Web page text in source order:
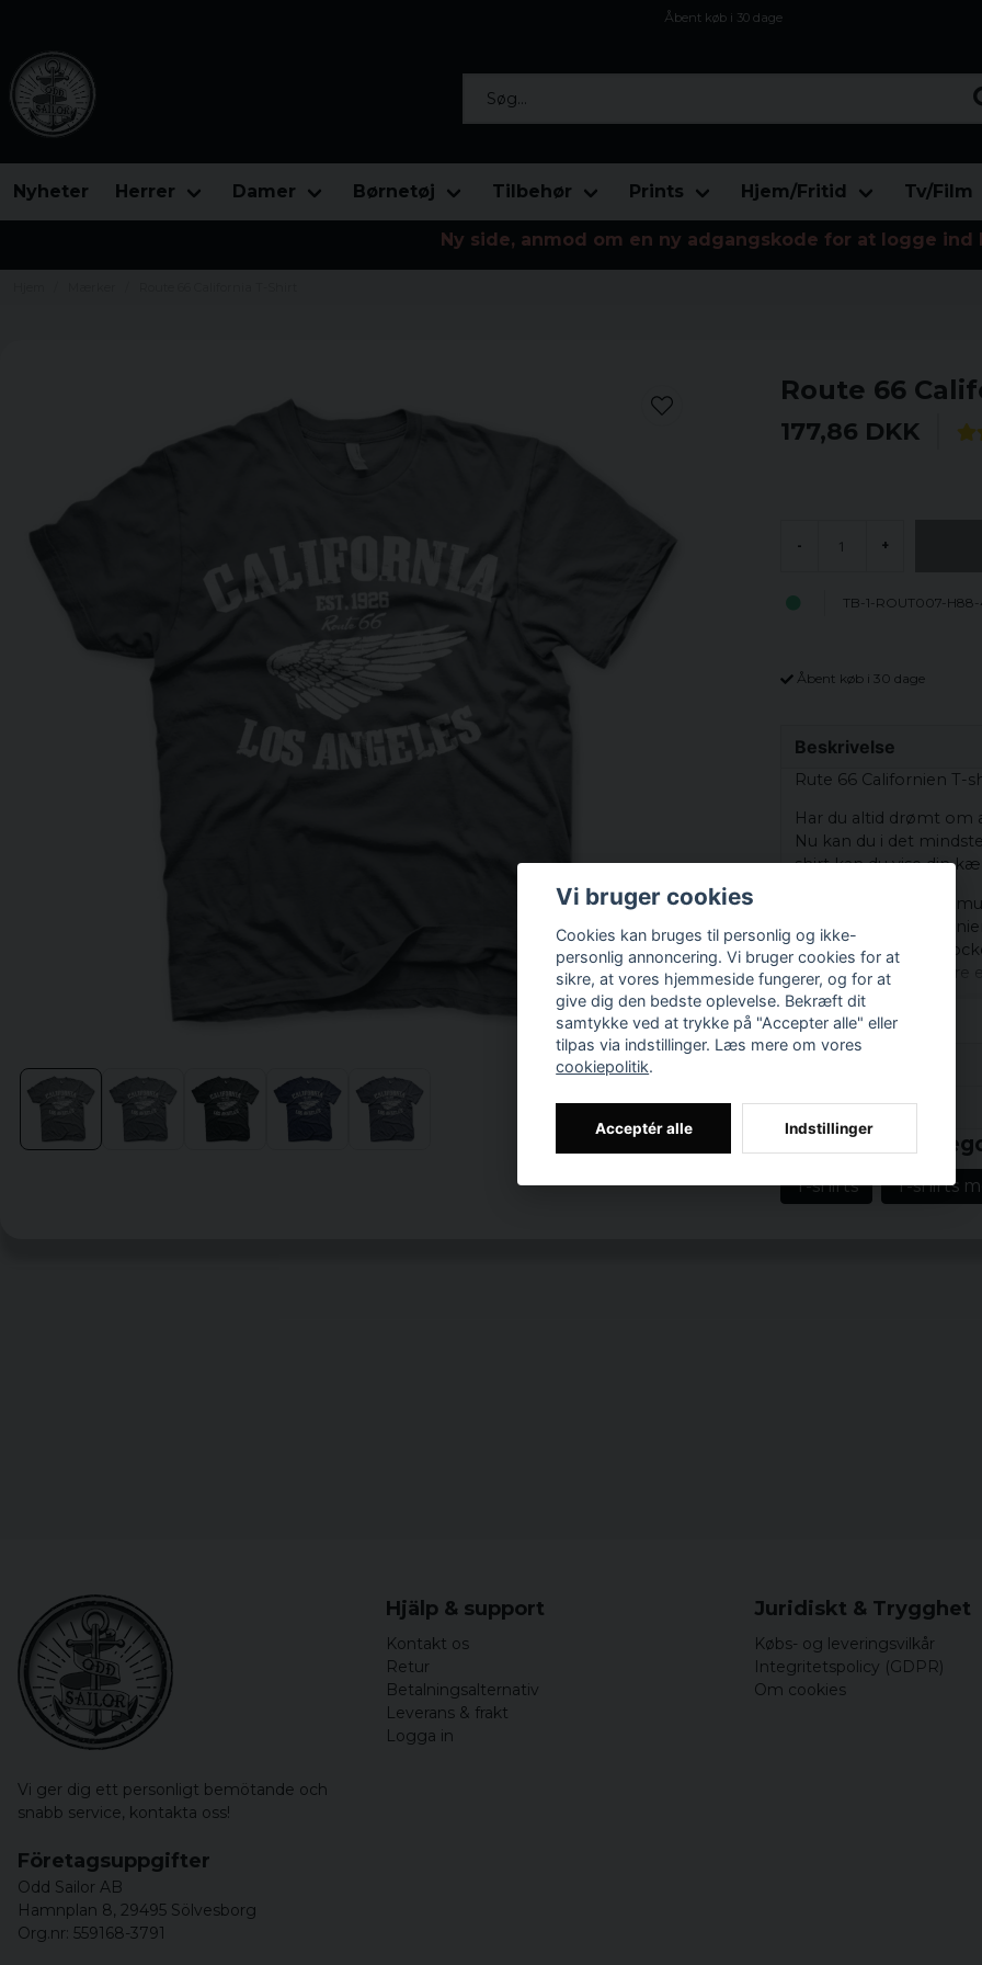
Åbent køb i 30 dage
Nyheter Herrer Damer Børnetøj Tilbehør Prints Hjem/Fritid Tv/Film
Ny side, anmod om en ny adgangskode for at logge ind
Route 66
177,86 DKK
- +
TB-1-ROUT007-
Åbent køb i 30 dage
Beskrivelse
Rute 66 Californien T-
Har du altid drømt om
Nu kan du i det
shirt kan du vise din
T-shirt er lavet af
med rute 66 i
vask. Så nu kan du
en road trip eller bare
Selvom du ikke har
stadig få dig til at
undervejs. Derudover
Officielt
Materiale: 100%
Eventuelt
polyester
for 3 år siden
for 3 år siden
Prishistorik
Relaterede
T-shirts T-shirts
Vi ger dig ett personligt bemötande och
snabb service, kontakta oss!
Hjälp & support
Kontakt os
Retur
Betalningsalternativ
Leverans & frakt
Logga in
Juridiskt & Trygghet
Købs- og leveringsvilkår
Integritetspolicy (GDPR)
Om cookies
Företagsuppgifter
Odd Sailor AB
Hamnplan 8, 29495 Sölvesborg
Org.nr: 559168-3791
Vi bruger cookies
Cookies kan bruges til personlig og ikke-
personlig annoncering. Vi bruger cookies for at
sikre, at vores hjemmeside fungerer, og for at
give dig den bedste oplevelse. Bekræft dit
samtykke ved at trykke på "Accepter alle" eller
tilpas via indstillinger. Læs mere om vores
cookiepolitik.
Acceptér alle Indstillinger